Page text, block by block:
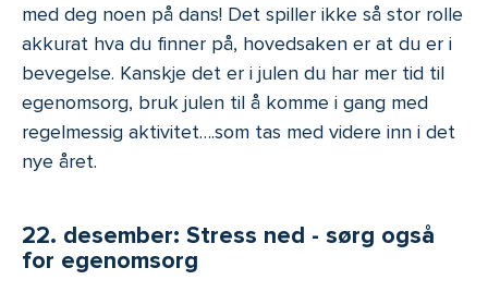
med deg noen på dans! Det spiller ikke så stor rolle
akkurat hva du finner på, hovedsaken er at du er i
bevegelse. Kanskje det er i julen du har mer tid til
egenomsorg, bruk julen til å komme i gang med
regelmessig aktivitet….som tas med videre inn i det
nye året.
22. desember: Stress ned - sørg også
for egenomsorg